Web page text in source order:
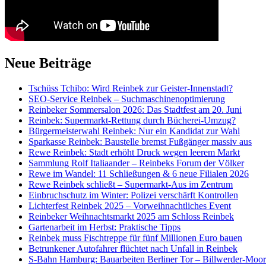
Neue Beiträge
Tschüss Tchibo: Wird Reinbek zur Geister-Innenstadt?
SEO-Service Reinbek – Suchmaschinenoptimierung
Reinbeker Sommersalon 2026: Das Stadtfest am 20. Juni
Reinbek: Supermarkt-Rettung durch Bücherei-Umzug?
Bürgermeisterwahl Reinbek: Nur ein Kandidat zur Wahl
Sparkasse Reinbek: Baustelle bremst Fußgänger massiv aus
Rewe Reinbek: Stadt erhöht Druck wegen leerem Markt
Sammlung Rolf Italiaander – Reinbeks Forum der Völker
Rewe im Wandel: 11 Schließungen & 6 neue Filialen 2026
Rewe Reinbek schließt – Supermarkt-Aus im Zentrum
Einbruchschutz im Winter: Polizei verschärft Kontrollen
Lichterfest Reinbek 2025 – Vorweihnachtliches Event
Reinbeker Weihnachtsmarkt 2025 am Schloss Reinbek
Gartenarbeit im Herbst: Praktische Tipps
Reinbek muss Fischtreppe für fünf Millionen Euro bauen
Betrunkener Autofahrer flüchtet nach Unfall in Reinbek
S-Bahn Hamburg: Bauarbeiten Berliner Tor – Billwerder-